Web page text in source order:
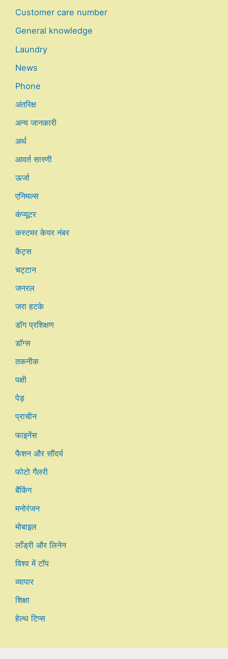
Customer care number
General knowledge
Laundry
News
Phone
अंतरिक्ष
अन्य जानकारी
अर्थ
आवर्त सारणी
ऊर्जा
एनिमल्स
कंप्यूटर
कस्टमर केयर नंबर
कैट्स
चट्टान
जनरल
जरा हटके
डॉग प्रशिक्षण
डॉग्स
तकनीक
पक्षी
पेड़
प्राचीन
फाइनेंस
फैशन और सौंदर्य
फोटो गैलरी
बैंकिंग
मनोरंजन
मोबाइल
लाँड्री और लिनेन
विश्व में टॉप
व्यापार
शिक्षा
हेल्थ टिप्स